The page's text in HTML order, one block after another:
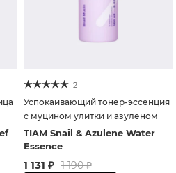
2
Успокаивающий тонер-эссенция
с муцином улитки и азуленом
TIAM Snail & Azulene Water
Essence
1 131 ₽ 1 190₽